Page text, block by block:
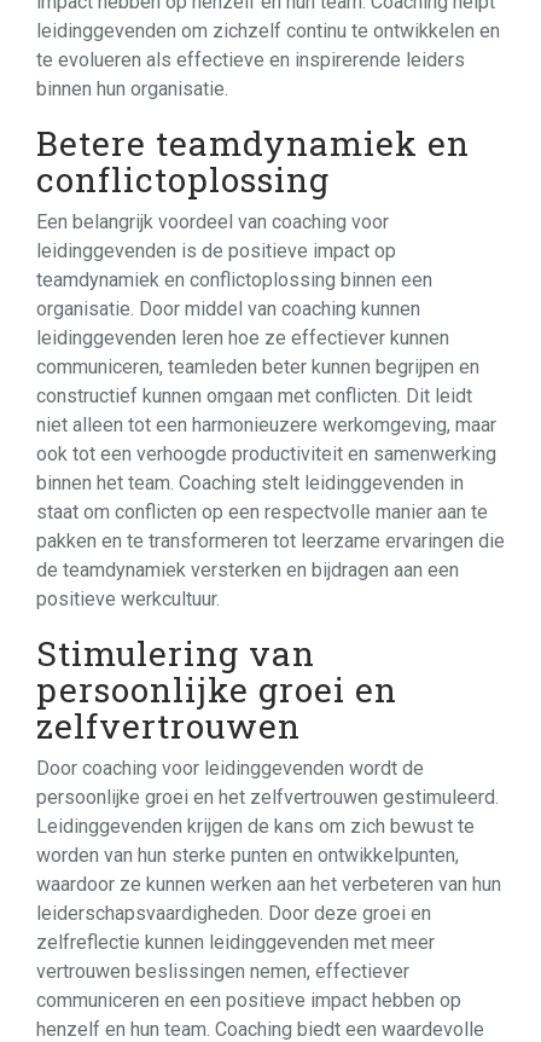
leidinggevenden om zichzelf continu te ontwikkelen en
te evolueren als effectieve en inspirerende leiders
binnen hun organisatie.
Betere teamdynamiek en
conflictoplossing
Een belangrijk voordeel van coaching voor
leidinggevenden is de positieve impact op
teamdynamiek en conflictoplossing binnen een
organisatie. Door middel van coaching kunnen
leidinggevenden leren hoe ze effectiever kunnen
communiceren, teamleden beter kunnen begrijpen en
constructief kunnen omgaan met conflicten. Dit leidt
niet alleen tot een harmonieuzere werkomgeving, maar
ook tot een verhoogde productiviteit en samenwerking
binnen het team. Coaching stelt leidinggevenden in
staat om conflicten op een respectvolle manier aan te
pakken en te transformeren tot leerzame ervaringen die
de teamdynamiek versterken en bijdragen aan een
positieve werkcultuur.
Stimulering van
persoonlijke groei en
zelfvertrouwen
Door coaching voor leidinggevenden wordt de
persoonlijke groei en het zelfvertrouwen gestimuleerd.
Leidinggevenden krijgen de kans om zich bewust te
worden van hun sterke punten en ontwikkelpunten,
waardoor ze kunnen werken aan het verbeteren van hun
leiderschapsvaardigheden. Door deze groei en
zelfreflectie kunnen leidinggevenden met meer
vertrouwen beslissingen nemen, effectiever
communiceren en een positieve impact hebben op
henzelf en hun team. Coaching biedt een waardevolle